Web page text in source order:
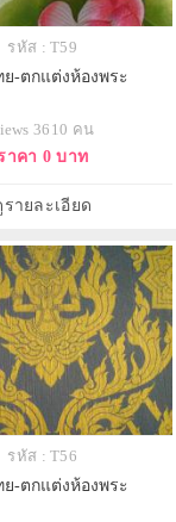
รหัส : T59
ย-ตกแต่งห้องพระ
3610 คน
าคา 0 บาท
รายละเอียด
รหัส : T56
ย-ตกแต่งห้องพระ